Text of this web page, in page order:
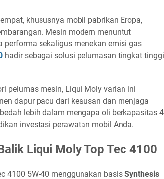
khususnya mobil pabrikan Eropa,
Mesin modern menuntut
sekaligus menekan emisi gas
hadir sebagai solusi pelumasan tingkat tinggi
pelumas mesin, Liqui Moly varian ini
dapur pacu dari keausan dan menjaga
lebih dalam mengapa oli berkapasitas 4
investasi perawatan mobil Anda.
Liqui Moly Top Tec 4100
4100 5W-40 menggunakan basis Synthesis